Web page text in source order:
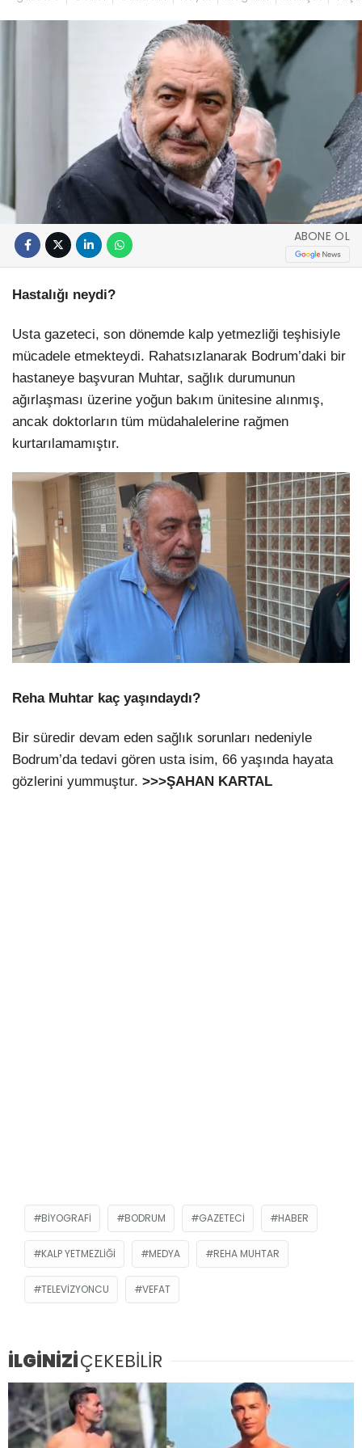
ABONE OL
Hastalığı neydi?
Usta gazeteci, son dönemde kalp yetmezliği teşhisiyle
mücadele etmekteydi. Rahatsızlanarak Bodrum’daki bir
hastaneye başvuran Muhtar, sağlık durumunun
ağırlaşması üzerine yoğun bakım ünitesine alınmış,
ancak doktorların tüm müdahalelerine rağmen
kurtarılamamıştır.
Reha Muhtar kaç yaşındaydı?
Bir süredir devam eden sağlık sorunları nedeniyle
Bodrum’da tedavi gören usta isim, 66 yaşında hayata
gözlerini yummuştur. >>>ŞAHAN KARTAL
BIYOGRAFI BODRUM GAZETECI HABER
KALP YETMEZLIĞI MEDYA REHA MUHTAR
TELEVIZYONCU VEFAT
İLGİNİZİÇEKEBİLİR